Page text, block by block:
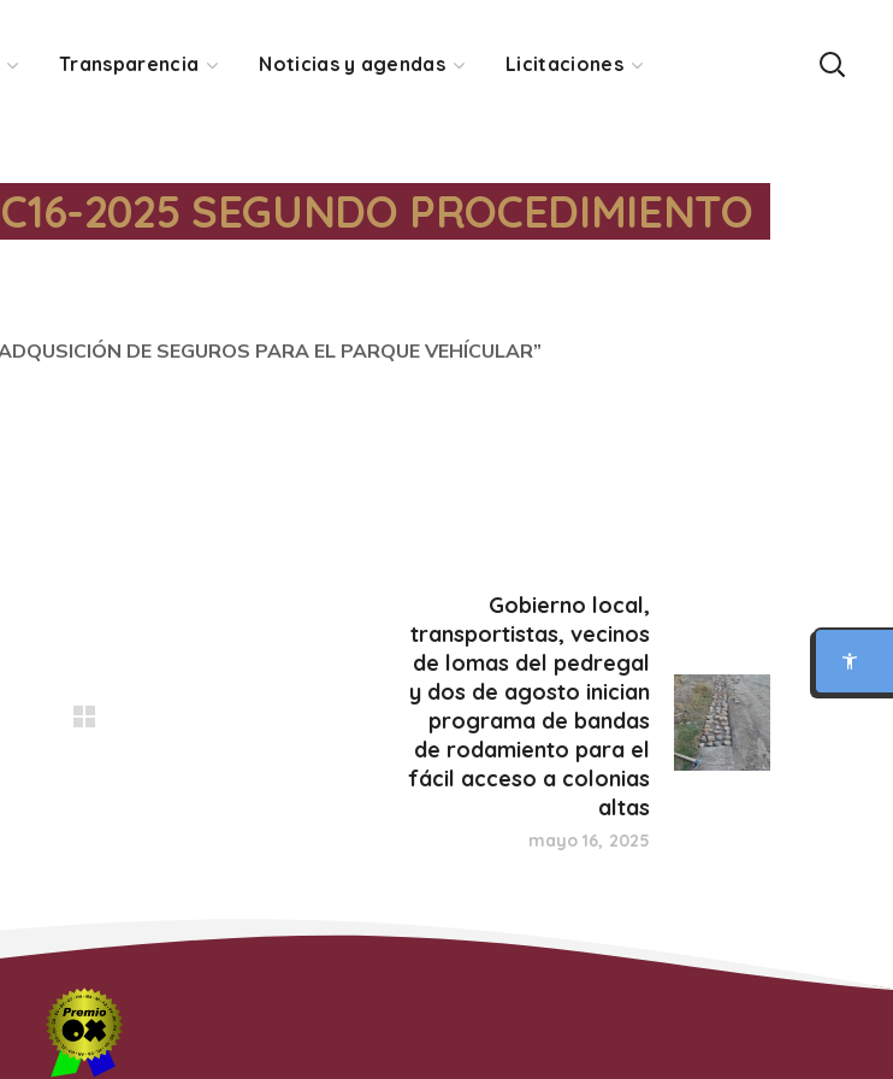
Transparencia Noticias y agendas Licitaciones
2025 SEGUNDO PROCEDIMIENTO
DE SEGUROS PARA EL PARQUE VEHÍCULAR”
Gobierno local,
transportistas, vecinos
de lomas del pedregal
y dos de agosto inician
programa de bandas
de rodamiento para el
fácil acceso a colonias
altas
mayo 16, 2025
LECTURA PARA DISLEXIA
BIONIC READING
REGLA DE LECTURA
INTERFAZ CALMA